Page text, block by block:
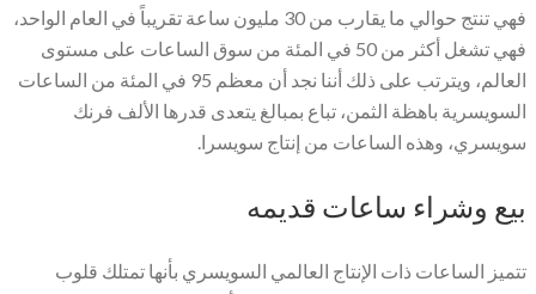
فهي تنتج حوالي ما يقارب من 30 مليون ساعة تقريباً في العام الواحد،
فهي تشغل أكثر من 50 في المئة من سوق الساعات على مستوى
العالم، ويترتب على ذلك أننا نجد أن معظم 95 في المئة من الساعات
السويسرية باهظة الثمن، تباع بمبالغ يتعدى قدرها الألف فرنك
سويسري، وهذه الساعات من إنتاج سويسرا.
بيع وشراء ساعات قديمه
تتميز الساعات ذات الإنتاج العالمي السويسري بأنها تمتلك قلوب